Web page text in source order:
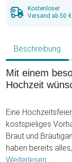
Kostenloser
Versand ab 50 €
Beschreibung
Mit einem
Hochzeit
Eine
kostspieliges
Braut und
haben bereits
ist natürlich sehr
Weiterlesen ...